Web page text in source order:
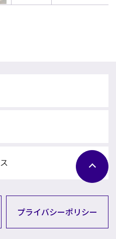
プライバシーポリシー